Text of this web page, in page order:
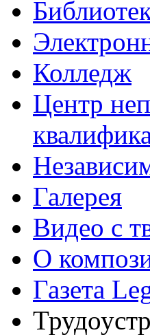
Колледж
Центр
Галерея
Видео с
О
Газета